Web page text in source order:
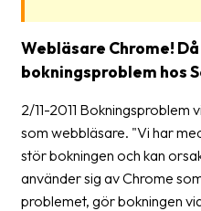
Help?
Packing
Shipping
documents
Webläsare Chrome!
bokningsproblem hos
2/11-2011 Bokningsproblem
som webbläsare. "Vi har
stör bokningen och kan
använder sig av Chrome
problemet, gör bokningen